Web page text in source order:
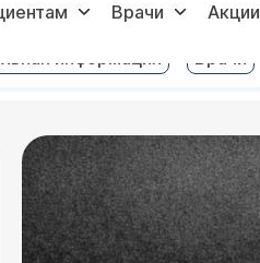
Врачи Акции
информация Врачи